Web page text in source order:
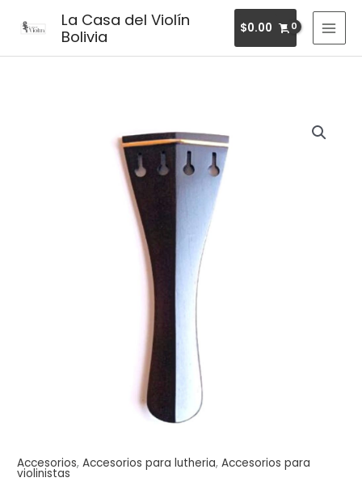
La Casa del Violín
Bolivia
$0.00
Accesorios,Accesorios para lutheria,Accesorios para
violinistas